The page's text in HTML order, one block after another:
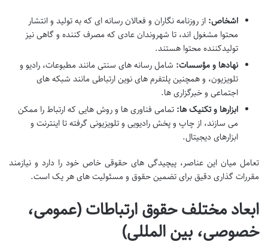
اشخاص: از روزنامه نگاران و فعالان رسانه ای که به تولید و انتشار
محتوا مشغول اند، تا شهروندان عادی که مصرف کننده و گاهی نیز
تولیدکننده محتوا هستند.
نهادها و مؤسسات: شامل رسانه های سنتی مانند مطبوعات، رادیو و
تلویزیون، و همچنین پلتفرم های نوین ارتباطی مانند شبکه های
اجتماعی و خبرگزاری ها.
ابزارها و تکنیک ها: تمامی فناوری ها و روش هایی که ارتباط را ممکن
می سازند، از چاپ و پخش رادیویی و تلویزیونی گرفته تا اینترنت و
ابزارهای دیجیتال.
تعامل میان این عناصر، پیچیدگی های حقوقی خاص خود را دارد و نیازمند
مقررات گذاری دقیق برای تضمین حقوق و مسئولیت های هر یک است.
ابعاد مختلف حقوق ارتباطات (عمومی،
خصوصی، بین المللی)